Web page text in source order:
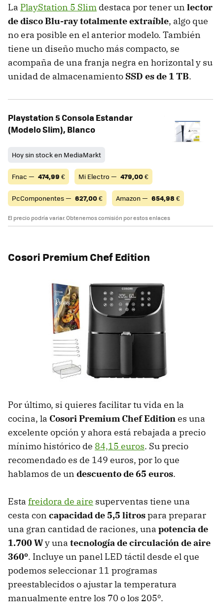
La PlayStation 5 Slim destaca por tener un lector
de disco Blu-ray totalmente extraíble, algo que
no era posible en el anterior modelo. También
tiene un diseño mucho más compacto, se
acompaña de una franja negra en horizontal y su
unidad de almacenamiento SSD es de 1 TB.
Playstation 5 Consola Estandar
(Modelo Slim), Blanco
Hoy sin stock en MediaMarkt
Fnac — 474,99 € Mi Electro — 479,00€
PcComponentes — 627,00€ Amazon — 654,98 €
El precio podría variar. Obtenemos comisión por estos enlaces
Cosori Premium Chef Edition
Por último, si quieres facilitar tu vida en la
cocina, la Cosori Premium Chef Editiones una
excelente opción y ahora está rebajada a precio
mínimo histórico de 84,15 euros. Su precio
recomendado es de 149 euros, por lo que
hablamos de un descuento de 65 euros.
Esta freidora de aire superventas tiene una
cesta con capacidad de 5,5 litrospara preparar
una gran cantidad de raciones, una potencia de
1.700 Wy una tecnología de circulación de aire
360º. Incluye un panel LED táctil desde el que
podemos seleccionar 11 programas
preestablecidos o ajustar la temperatura
manualmente entre los 70 o los 205º.